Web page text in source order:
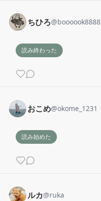
ちひろ@boooook8888
読み終わった
おこめ@okome_1231
読み始めた
ルカ@ruka